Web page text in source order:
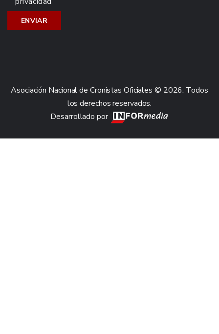
Asociación Nacional de Cronistas Oficiales © 2026. Todos
los derechos reservados.
Desarrollado por